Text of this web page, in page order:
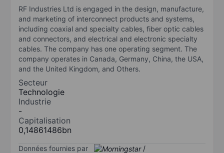
RF Industries Ltd is engaged in the design, manufacture,
and marketing of interconnect products and systems,
including coaxial and specialty cables, fiber optic cables
and connectors, and electrical and electronic specialty
cables. The company has one operating segment. The
company operates in Canada, Germany, China, the USA,
and the United Kingdom, and Others.
Secteur
Technologie
Industrie
-
Capitalisation
0,14861486bn
Données fournies par /